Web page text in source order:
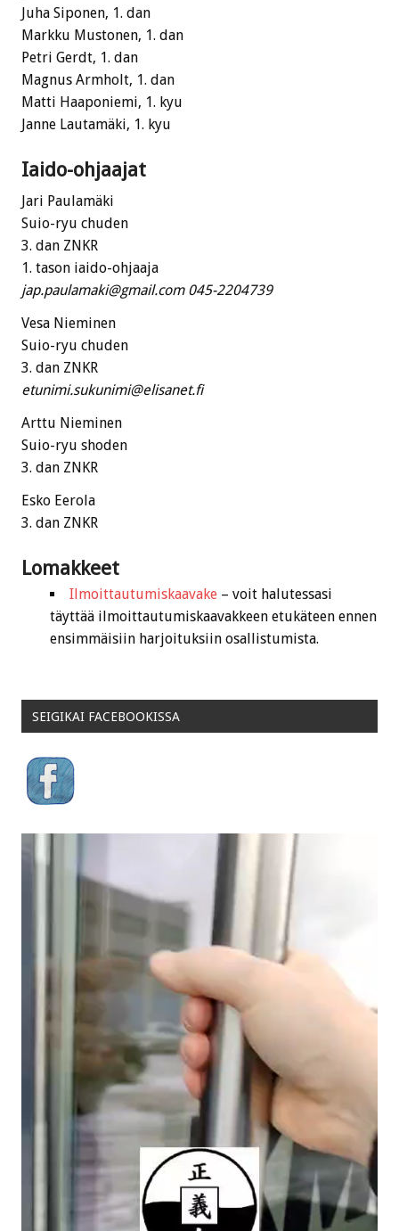
Juha Siponen, 1. dan
Markku Mustonen, 1. dan
Petri Gerdt, 1. dan
Magnus Armholt, 1. dan
Matti Haaponiemi, 1. kyu
Janne Lautamäki, 1. kyu
Iaido-ohjaajat
Jari Paulamäki
Suio-ryu chuden
3. dan ZNKR
1. tason iaido-ohjaaja
jap.paulamaki@gmail.com 045-2204739
Vesa Nieminen
Suio-ryu chuden
3. dan ZNKR
etunimi.sukunimi@elisanet.fi
Arttu Nieminen
Suio-ryu shoden
3. dan ZNKR
Esko Eerola
3. dan ZNKR
Lomakkeet
Ilmoittautumiskaavake – voit halutessasi
täyttää ilmoittautumiskaavakkeen etukäteen ennen
ensimmäisiin harjoituksiin osallistumista.
SEIGIKAI FACEBOOKISSA